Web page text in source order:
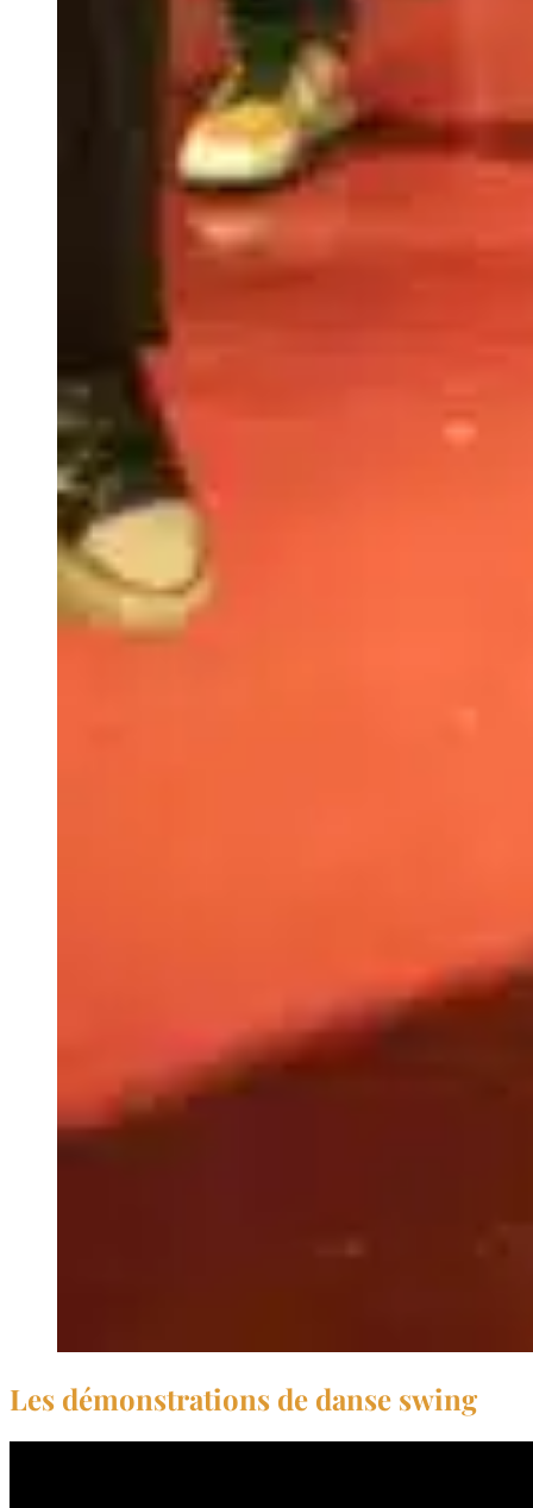
Les démonstrations de danse swing